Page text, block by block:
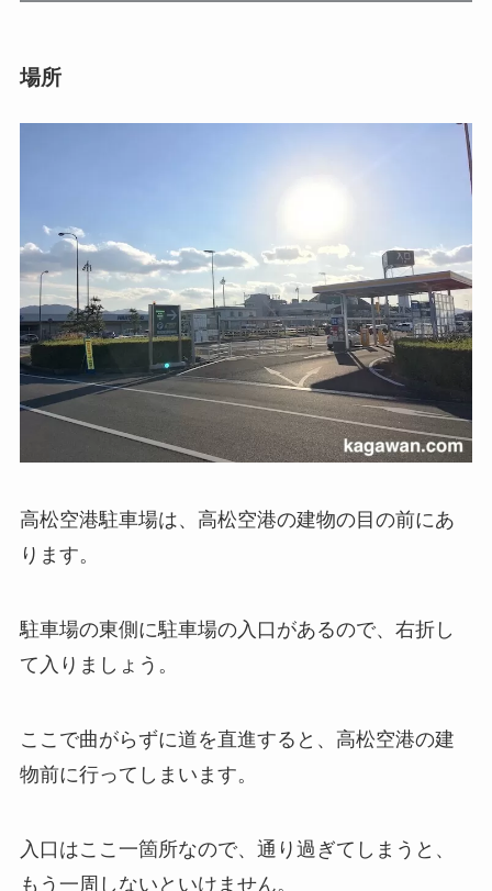
場所
高松空港駐車場は、高松空港の建物の目の前にあ
ります。
駐車場の東側に駐車場の入口があるので、右折し
て入りましょう。
ここで曲がらずに道を直進すると、高松空港の建
物前に行ってしまいます。
入口はここ一箇所なので、通り過ぎてしまうと、
もう一周しないといけません。